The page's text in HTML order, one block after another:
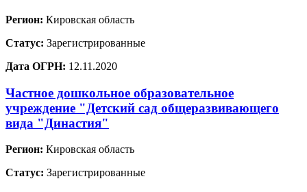
Регион: Кировская область
Статус: Зарегистрированные
Дата ОГРН: 12.11.2020
Частное дошкольное образовательное
учреждение "Детский сад общеразвивающего
вида "Династия"
Регион: Кировская область
Статус: Зарегистрированные